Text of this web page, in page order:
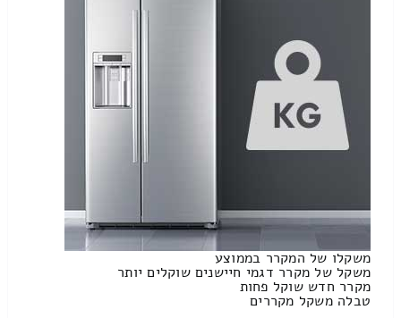
משקלו של המקרר בממוצע
משקל של מקרר דגמי חיישנים שוקלים יותר
מקרר חדש שוקל פחות
טבלה משקל מקררים